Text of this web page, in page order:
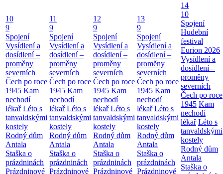
10
9
Spojení
Vysídlení a
dosídlení –
proměny
severních
Čech po roce
1945 Kam
nechodí
lékař Léto s
tanvaldskými
kostely
Rodný dům
Antala
Staška o
prázdninách
Prázdninové
11
9
Spojení
Vysídlení a
dosídlení –
proměny
severních
Čech po roce
1945 Kam
nechodí
lékař Léto s
tanvaldskými
kostely
Rodný dům
Antala
Staška o
prázdninách
Prázdninové
12
9
Spojení
Vysídlení a
dosídlení –
proměny
severních
Čech po roce
1945 Kam
nechodí
lékař Léto s
tanvaldskými
kostely
Rodný dům
Antala
Staška o
prázdninách
Prázdninové
13
9
Spojení
Vysídlení a
dosídlení –
proměny
severních
Čech po roce
1945 Kam
nechodí
lékař Léto s
tanvaldskými
kostely
Rodný dům
Antala
Staška o
prázdninách
Prázdninové
14
10
Spojení
Hudební
festival
Eurion 2026
Vysídlení a
dosídlení –
proměny
severních
Čech po roce
1945 Kam
nechodí
lékař Léto s
tanvaldskými
kostely
Rodný dům
Antala
Staška o